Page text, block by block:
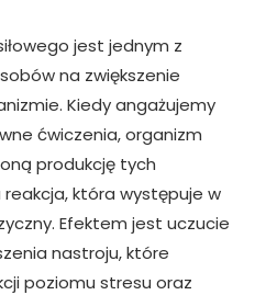
jest jednym z
na zwiększenie
Kiedy angażujemy
ćwiczenia, organizm
produkcję tych
która występuje w
Efektem jest uczucie
nastroju, które
poziomu stresu oraz